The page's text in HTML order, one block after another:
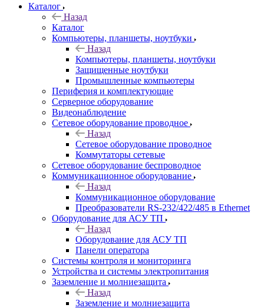
Каталог
Назад
Каталог
Компьютеры, планшеты, ноутбуки
Назад
Компьютеры, планшеты, ноутбуки
Защищенные ноутбуки
Промышленные компьютеры
Периферия и комплектующие
Серверное оборудование
Видеонаблюдение
Сетевое оборудование проводное
Назад
Сетевое оборудование проводное
Коммутаторы сетевые
Сетевое оборудование беспроводное
Коммуникационное оборудование
Назад
Коммуникационное оборудование
Преобразователи RS-232/422/485 в Ethernet
Оборудование для АСУ ТП
Назад
Оборудование для АСУ ТП
Панели оператора
Системы контроля и мониторинга
Устройства и системы электропитания
Заземление и молниезащита
Назад
Заземление и молниезащита